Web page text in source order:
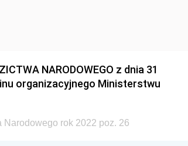
NARODOWEGO z dnia 31
organizacyjnego Ministerstwu
rok 2022 poz. 26